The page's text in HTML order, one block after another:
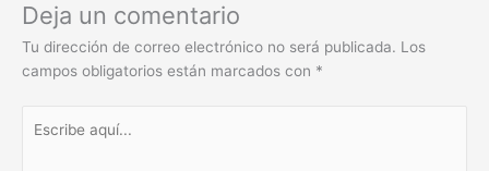
Deja un comentario
Tu dirección de correo electrónico no será publicada. Los
campos obligatorios están marcados con *
aquí...